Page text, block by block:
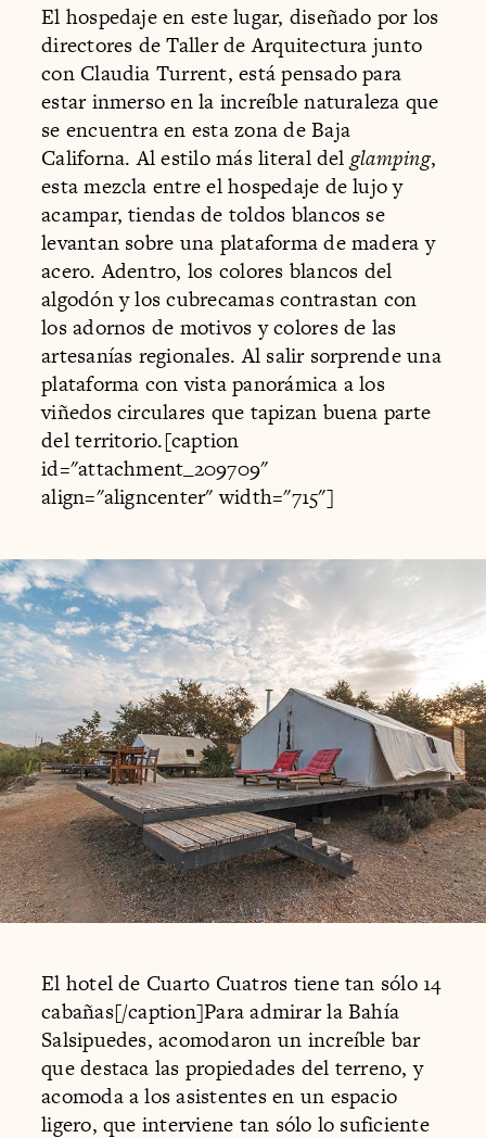
El hospedaje en este lugar, diseñado por los
directores de Taller de Arquitectura junto
con Claudia Turrent, está pensado para
estar inmerso en la increíble naturaleza que
se encuentra en esta zona de Baja
Californa. Al estilo más literal del glamping,
esta mezcla entre el hospedaje de lujo y
acampar, tiendas de toldos blancos se
levantan sobre una plataforma de madera y
acero. Adentro, los colores blancos del
algodón y los cubrecamas contrastan con
los adornos de motivos y colores de las
artesanías regionales. Al salir sorprende una
plataforma con vista panorámica a los
viñedos circulares que tapizan buena parte
del territorio.[caption
id="attachment_209709"
align="aligncenter" width="715"]
El hotel de Cuarto Cuatros tiene tan sólo 14
cabañas[/caption]Para admirar la Bahía
Salsipuedes, acomodaron un increíble bar
que destaca las propiedades del terreno, y
acomoda a los asistentes en un espacio
ligero, que interviene tan sólo lo suficiente